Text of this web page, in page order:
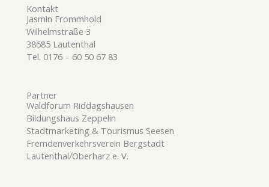
Kontakt
Jasmin Frommhold
Wilhelmstraße 3
38685 Lautenthal
Tel. 0176 – 60 50 67 83
Partner
Waldforum Riddagshausen
Bildungshaus Zeppelin
Stadtmarketing & Tourismus Seesen
Fremdenverkehrsverein Bergstadt
Lautenthal/Oberharz e. V.